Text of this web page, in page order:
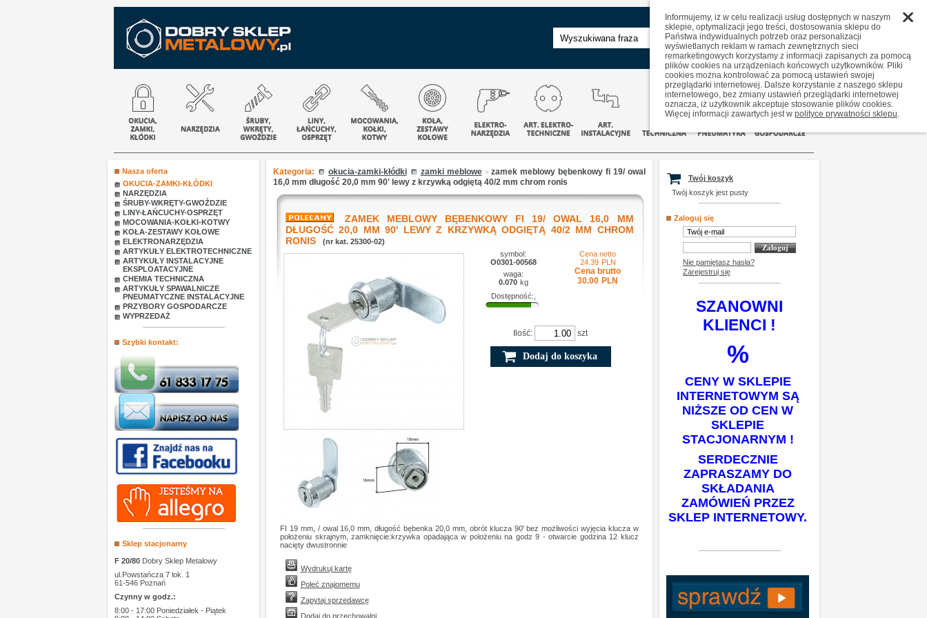
zaawansowane
Nasza oferta
OKUCIA-ZAMKI-KŁÓDKI
NARZĘDZIA
ŚRUBY-WKRĘTY-GWOŹDZIE
LINY-ŁAŃCUCHY-OSPRZĘT
MOCOWANIA-KOŁKI-KOTWY
KOŁA-ZESTAWY KOŁOWE
ELEKTRONARZĘDZIA
ARTYKUŁY ELEKTROTECHNICZNE
ARTYKUŁY INSTALACYJNE
EKSPLOATACYJNE
CHEMIA TECHNICZNA
ARTYKUŁY SPAWALNICZE
PNEUMATYCZNE INSTALACYJNE
PRZYBORY GOSPODARCZE
WYPRZEDAŻ
Szybki kontakt:
Sklep stacjonarny
F 20/80 Dobry Sklep Metalowy
ul.Powstańcza 7 lok. 1
61-546 Poznań
Czynny w godz.:
8:00 - 17:00 Poniedziałek - Piątek
Kategoria: okucia-zamki-kłódki zamki meblowe » zamek meblowy bębenkowy fi 19/ owal
16,0 mm długość 20,0 mm 90' lewy z krzywką odgiętą 40/2 mm chrom ronis
ZAMEK MEBLOWY BĘBENKOWY FI 19/ OWAL 16,0 MM
DŁUGOŚĆ 20,0 MM 90' LEWY Z KRZYWKĄ ODGIĘTĄ 40/2 MM CHROM
RONIS
(nr kat. 25300-02)
symbol:
O0301-00568
waga:
0.070 kg
Dostępność:,
Cena netto
24.39 PLN
Cena brutto
30.00 PLN
Ilość: szt
FI 19 mm, / owal 16,0 mm, długość bębenka 20,0 mm, obrót klucza 90' bez możliwości wyjęcia klucza w
położeniu skrajnym, zamknięcie:krzywka opadająca w polożeniu na godz 9 - otwarcie godzina 12 klucz
nacięty dwustronnie
Wydrukuj kartę
Poleć znajomemu
Zapytaj sprzedawcę
Dodaj do przechowalni
Twój koszyk
Twój koszyk jest pusty
Zaloguj się
Nie pamiętasz hasła?
Zarejestruj się
SZANOWNI
KLIENCI !
%
CENY W SKLEPIE
INTERNETOWYM SĄ
NIŻSZE OD CEN W
SKLEPIE
STACJONARNYM !
SERDECZNIE
ZAPRASZAMY DO
SKŁADANIA
ZAMÓWIEŃ PRZEZ
SKLEP INTERNETOWY.
Informujemy, iż w celu realizacji usług dostępnych w naszym
sklepie, optymalizacji jego treści, dostosowania sklepu do
Państwa indywidualnych potrzeb oraz personalizacji
wyświetlanych reklam w ramach zewnętrznych sieci
remarketingowych korzystamy z informacji zapisanych za pomocą
plików cookies na urządzeniach końcowych użytkowników. Pliki
cookies można kontrolować za pomocą ustawień swojej
przeglądarki internetowej. Dalsze korzystanie z naszego sklepu
internetowego, bez zmiany ustawień przeglądarki internetowej
oznacza, iż użytkownik akceptuje stosowanie plików cookies.
Więcej informacji zawartych jest w polityce prywatności sklepu.